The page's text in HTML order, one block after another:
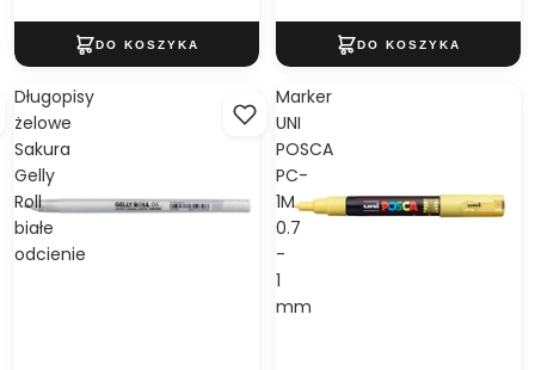
Długopisy
żelowe
Sakura
Gelly
Roll
białe
odcienie
Marker
UNI
POSCA
PC-
1M
0.7
-
1
mm